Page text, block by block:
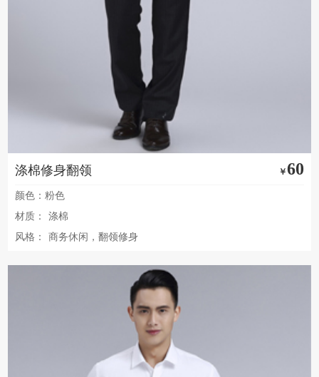
涤棉修身翻领 ￥60
颜色：粉色
材质：
涤棉
风格：
商务休闲，翻领修身